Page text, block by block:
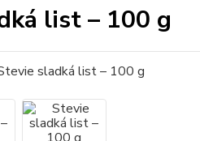
list – 100 g